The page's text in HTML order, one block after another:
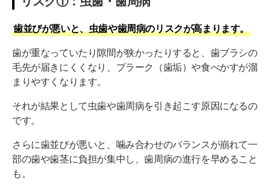
歯並びが悪いと、虫歯や歯周病のリスクが高まります。
歯が重なっていたり隙間が狭かったりすると、歯ブラシの
毛先が届きにくくなり、プラーク（歯垢）や食べかすが溜
まりやすくなります。
それが結果として虫歯や歯周病を引き起こす原因になるの
です。
さらに歯並びが悪いと、噛み合わせのバランスが崩れて一
部の歯や歯茎に負担が集中し、歯周病の進行を早めること
も。